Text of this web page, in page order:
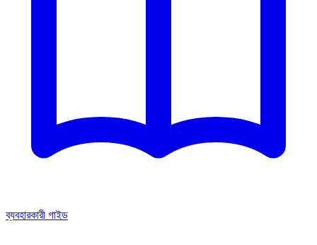
ব্যবহারকারী গাইড